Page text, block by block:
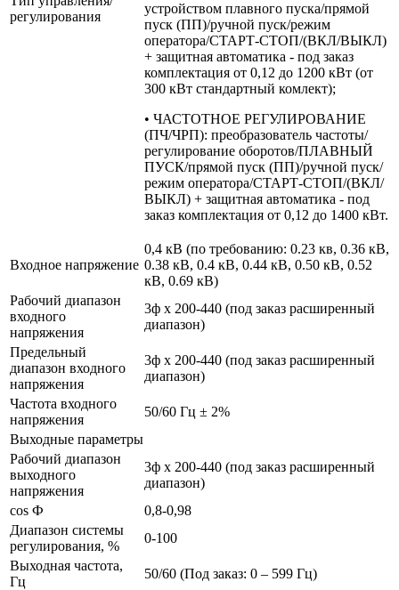
регулирования
устройством плавного пуска/прямой
пуск (ПП)/ручной пуск/режим
оператора/СТАРТ-СТОП/(ВКЛ/ВЫКЛ)
+ защитная автоматика - под заказ
комплектация от 0,12 до 1200 кВт (от
300 кВт стандартный комлект);
• ЧАСТОТНОЕ РЕГУЛИРОВАНИЕ
(ПЧ/ЧРП): преобразователь частоты/
регулирование оборотов/ПЛАВНЫЙ
ПУСК/прямой пуск (ПП)/ручной пуск/
режим оператора/СТАРТ-СТОП/(ВКЛ/
ВЫКЛ) + защитная автоматика - под
заказ комплектация от 0,12 до 1400 кВт.
Входное напряжение
0,4 кВ (по требованию: 0.23 кв, 0.36 кВ,
0.38 кВ, 0.4 кВ, 0.44 кВ, 0.50 кВ, 0.52
кВ, 0.69 кВ)
Рабочий диапазон
входного
напряжения
3ф х 200-440 (под заказ расширенный
диапазон)
Предельный
диапазон входного
напряжения
3ф х 200-440 (под заказ расширенный
диапазон)
Частота входного
напряжения
50/60 Гц ± 2%
Выходные параметры
Рабочий диапазон
выходного
напряжения
3ф х 200-440 (под заказ расширенный
диапазон)
cos Ф
0,8-0,98
Диапазон системы
регулирования, %
0-100
Выходная частота,
Гц
50/60 (Под заказ: 0 – 599 Гц)